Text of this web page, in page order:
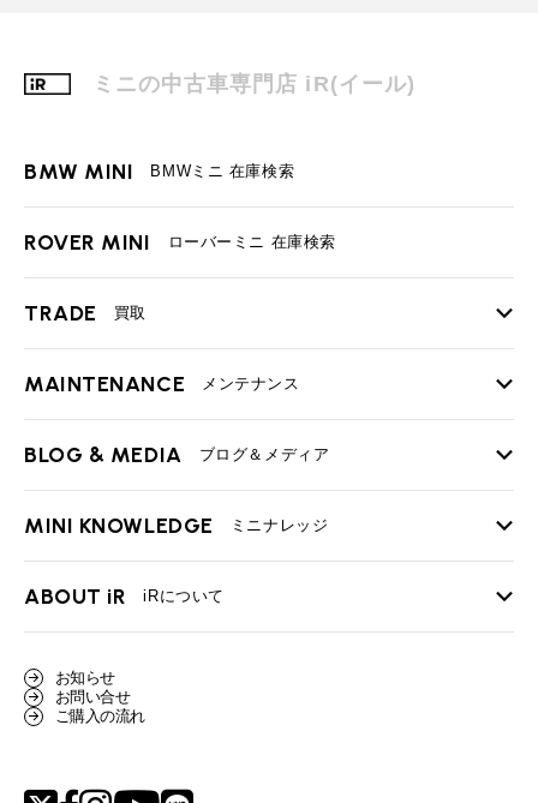
ミニの中古車専門店 iR(イール)
BMW MINI BMWミニ 在庫検索
ROVER MINI ローバーミニ 在庫検索
TRADE 買取
TOP
必要書類
BMWミニ買取査定依頼
ローバーミニ買取査定依頼
MAINTENANCE メンテナンス
TOP
最近の修理実績
BLOG & MEDIA ブログ＆メディア
TOP
User's Voice 購入者様の声
Part's Report
MINI KNOWLEDGE ミニナレッジ
TOP
ローバーミニナレッジ
ABOUT iR iRについて
スタッフ紹介
お知らせ
お問い合せ
ご購入の流れ